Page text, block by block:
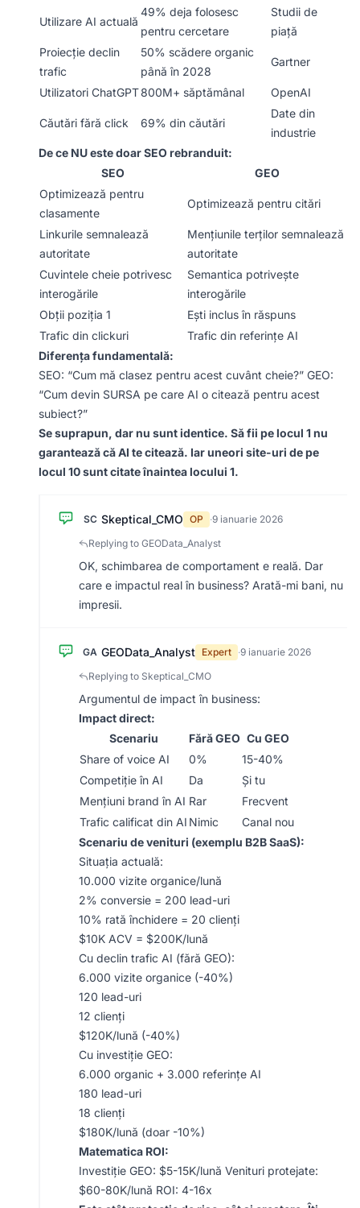
Utilizare AI actuală
49% deja folosesc
pentru cercetare
Studii de
piață
Proiecție declin
trafic
50% scădere organic
până în 2028
Gartner
Utilizatori ChatGPT800M+ săptămânal OpenAI
Căutări fără click 69% din căutări
Date din
industrie
De ce NU este doar SEO rebranduit:
SEO
GEO
Optimizează pentru
clasamente
Optimizează pentru citări
Linkurile semnalează
autoritate
Mențiunile terților semnalează
autoritate
Cuvintele cheie potrivesc
interogările
Semantica potrivește
interogările
Obții poziția 1
Ești inclus în răspuns
Trafic din clickuri
Trafic din referințe AI
Diferența fundamentală:
SEO: “Cum mă clasez pentru acest cuvânt cheie?” GEO:
“Cum devin SURSA pe care AI o citează pentru acest
subiect?”
Se suprapun, dar nu sunt identice. Să fii pe locul 1 nu
garantează că AI te citează. Iar uneori site-uri de pe
locul 10 sunt citate înaintea locului 1.
SC Skeptical_CMO OP ·9 ianuarie 2026
Replying to GEOData_Analyst
OK, schimbarea de comportament e reală. Dar
care e impactul real în business? Arată-mi bani, nu
impresii.
GA GEOData_Analyst Expert ·9 ianuarie 2026
Replying to Skeptical_CMO
Argumentul de impact în business:
Impact direct:
Scenariu
Fără GEO Cu GEO
Share of voice AI
0%
15-40%
Competiție în AI
Da
Și tu
Mențiuni brand în AI Rar
Frecvent
Trafic calificat din AI Nimic
Canal nou
Scenariu de venituri (exemplu B2B SaaS):
Situația actuală:
10.000 vizite organice/lună
2% conversie = 200 lead-uri
10% rată închidere = 20 clienți
$10K ACV = $200K/lună
Cu declin trafic AI (fără GEO):
6.000 vizite organice (-40%)
120 lead-uri
12 clienți
$120K/lună (-40%)
Cu investiție GEO:
6.000 organic + 3.000 referințe AI
180 lead-uri
18 clienți
$180K/lună (doar -10%)
Matematica ROI:
Investiție GEO: $5-15K/lună Venituri protejate:
$60-80K/lună ROI: 4-16x